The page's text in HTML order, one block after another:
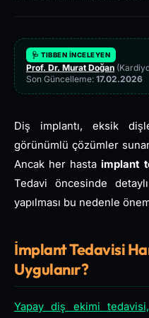
🩺 TIBBEN İNCELEYEN
Prof. Dr. Murat Doğan
Son Güncelleme: 17.02.2026
Diş implantı, eksik
görünümlü çözümler
Ancak her hastaimplant
Tedavi öncesinde
yapılması bu nedenle
İmplant Tedavisi
Uygulanır?
Yapay diş ekimi tedavisi,